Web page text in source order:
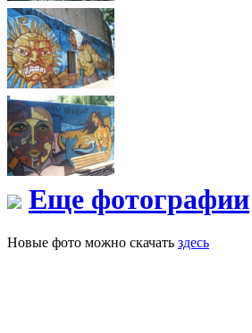
Еще фотографии
Новые фото можно скачать здесь